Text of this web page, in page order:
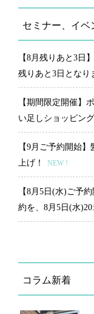
セミナー、イベ
【8月残りあと3日
残りあと3日となり
【期間限定開催】
い足しショッピン
【9月ご予約開始
上げ！
NEW !
【8月5日(水)ご予
約を、8月5日(水
コラム新着